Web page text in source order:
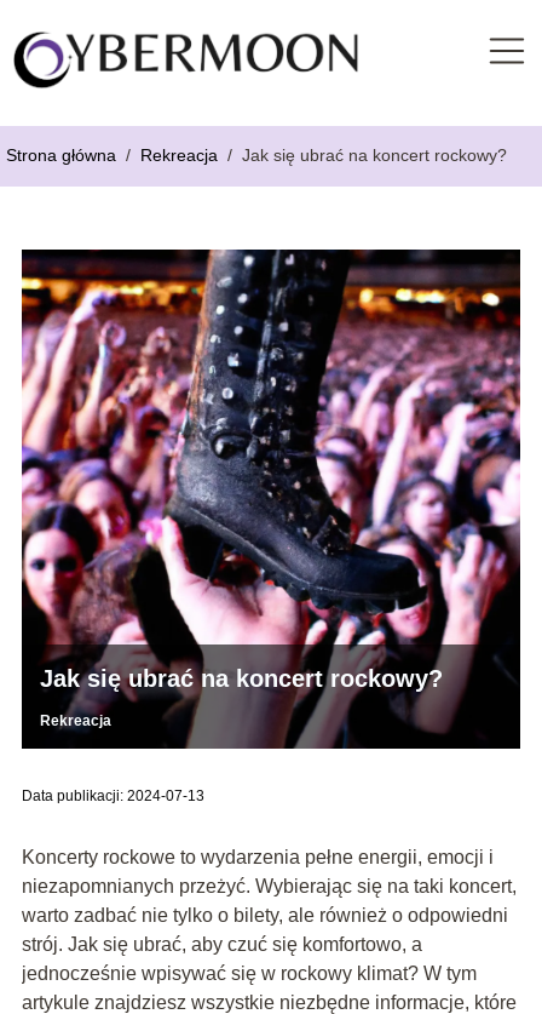
Strona główna / Rekreacja / Jak się ubrać na koncert rockowy?
Jak się ubrać na koncert rockowy?
Rekreacja
Data publikacji: 2024-07-13
Koncerty rockowe to wydarzenia pełne energii, emocji i
niezapomnianych przeżyć. Wybierając się na taki koncert,
warto zadbać nie tylko o bilety, ale również o odpowiedni
strój. Jak się ubrać, aby czuć się komfortowo, a
jednocześnie wpisywać się w rockowy klimat? W tym
artykule znajdziesz wszystkie niezbędne informacje, które